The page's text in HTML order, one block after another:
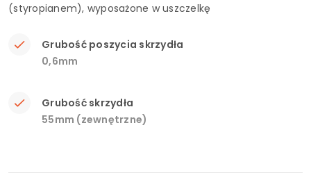
(styropianem), wyposażone w uszczelkę
Grubość poszycia skrzydła
0,6mm
Grubość skrzydła
55mm (zewnętrzne)